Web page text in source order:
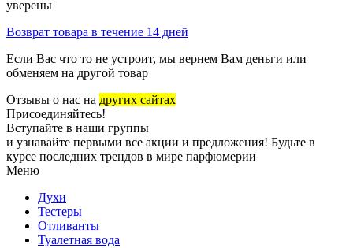
уверены
Возврат товара в течение 14 дней
Если Вас что то не устроит, мы вернем Вам деньги или
обменяем на другой товар
Отзывы о нас на других сайтах
Присоединяйтесь!
Вступайте в наши группы
и узнавайте первыми все акции и предложения! Будьте в
курсе последних трендов в мире парфюмерии
Меню
Духи
Тестеры
Отливанты
Туалетная вода